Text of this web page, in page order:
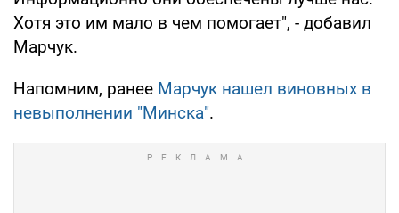
Хотя это им мало в чем помогает", - добавил
Марчук.
Напомним, ранее Марчук нашел виновных в
невыполнении "Минска".